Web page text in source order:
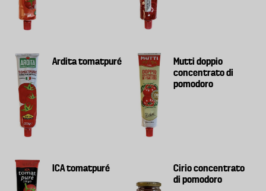
Ardita tomatpuré
Mutti doppio
concentrato di
pomodoro
ICA tomatpuré
Cirio concentrato
di pomodoro